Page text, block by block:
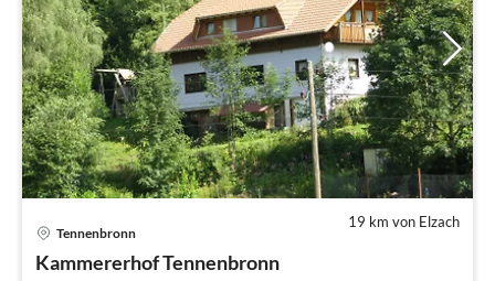
19 km von Elzach
Tennenbronn
Kammererhof Tennenbronn